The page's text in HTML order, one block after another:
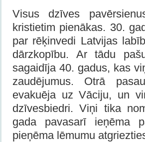
Visus dzīves
kristietim pienākas. 30.
par rēķinvedi Latvijas
dārzkopību. Ar tādu
sagaidīja 40. gadus, kas
zaudējumus. Otrā
evakuēja uz Vāciju, un
dzīvesbiedri. Viņi tika
gada pavasarī ieņēma
pieņēma lēmumu